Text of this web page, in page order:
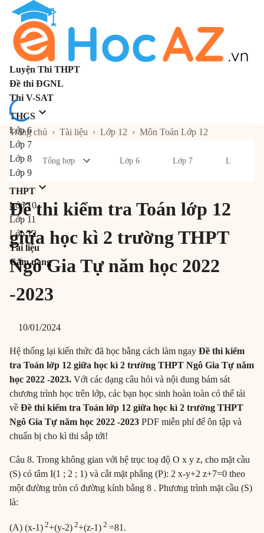
Luyện Thi THPT
Đề thi ĐGNL
Thi V-SAT
THCS
Lớp 6
Lớp 7
Lớp 8
Lớp 9
THPT
Lớp 10
Lớp 11
Lớp 12
Tài liệu
Cẩm nang
Trang chủ › Tài liệu › Lớp 12 › Môn Toán Lớp 12
Tổng hợp Lớp 6 Lớp 7 Lớp 8
Đề thi kiểm tra Toán lớp 12
giữa học kì 2 trường THPT
Ngô Gia Tự năm học 2022
-2023
10/01/2024
Hệ thống lại kiến thức đã học bằng cách làm ngay Đề thi kiểm
tra Toán lớp 12 giữa học kì 2 trường THPT Ngô Gia Tự năm
học 2022 -2023. Với các dạng câu hỏi và nội dung bám sát
chương trình học trên lớp, các bạn học sinh hoàn toàn có thể tải
về Đề thi kiểm tra Toán lớp 12 giữa học kì 2 trường THPT
Ngô Gia Tự năm học 2022 -2023 PDF miễn phí để ôn tập và
chuẩn bị cho kì thi sắp tới!
Câu 8. Trong không gian với hệ trục toạ độ O x y z, cho mặt cầu
(S) có tâm I(1 ; 2 ; 1) và cắt mặt phẳng (P): 2 x-y+2 z+7=0 theo
một đường tròn có đường kính bằng 8 . Phương trình mặt cầu (S)
là:
(A) (x-1) 2+(y-2) 2+(z-1) 2 =81.